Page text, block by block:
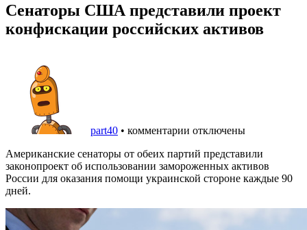
Сенаторы США представили проект
конфискации российских активов
part40 • комментарии отключены
Американские сенаторы от обеих партий представили
законопроект об использовании замороженных активов
России для оказания помощи украинской стороне каждые 90
дней.